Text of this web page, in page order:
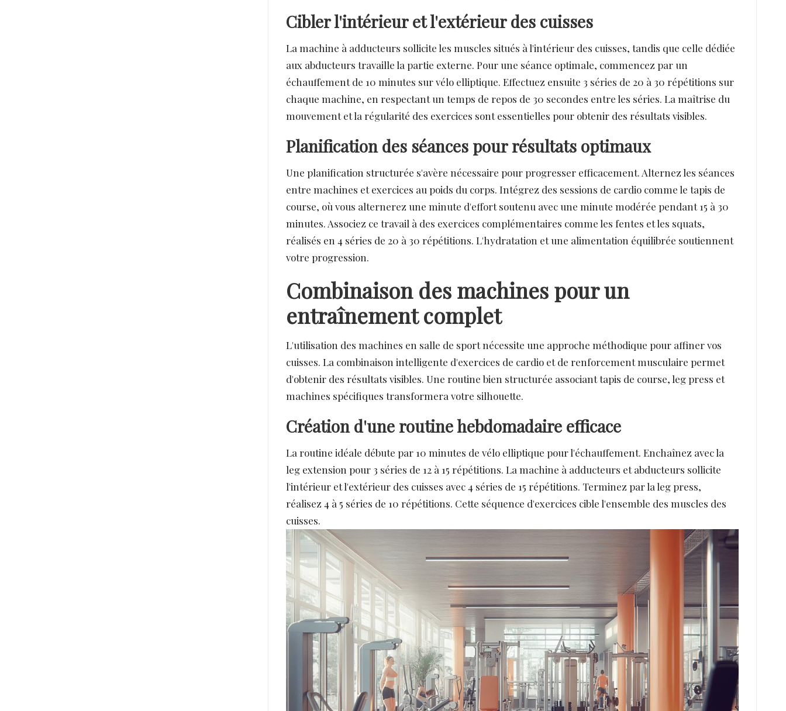
Cibler l'intérieur et l'extérieur des cuisses
La machine à adducteurs sollicite les muscles situés à l'intérieur des cuisses, tandis que celle dédiée
aux abducteurs travaille la partie externe. Pour une séance optimale, commencez par un
échauffement de 10 minutes sur vélo elliptique. Effectuez ensuite 3 séries de 20 à 30 répétitions sur
chaque machine, en respectant un temps de repos de 30 secondes entre les séries. La maîtrise du
mouvement et la régularité des exercices sont essentielles pour obtenir des résultats visibles.
Planification des séances pour résultats optimaux
Une planification structurée s'avère nécessaire pour progresser efficacement. Alternez les séances
entre machines et exercices au poids du corps. Intégrez des sessions de cardio comme le tapis de
course, où vous alternerez une minute d'effort soutenu avec une minute modérée pendant 15 à 30
minutes. Associez ce travail à des exercices complémentaires comme les fentes et les squats,
réalisés en 4 séries de 20 à 30 répétitions. L'hydratation et une alimentation équilibrée soutiennent
votre progression.
Combinaison des machines pour un
entraînement complet
L'utilisation des machines en salle de sport nécessite une approche méthodique pour affiner vos
cuisses. La combinaison intelligente d'exercices de cardio et de renforcement musculaire permet
d'obtenir des résultats visibles. Une routine bien structurée associant tapis de course, leg press et
machines spécifiques transformera votre silhouette.
Création d'une routine hebdomadaire efficace
La routine idéale débute par 10 minutes de vélo elliptique pour l'échauffement. Enchaînez avec la
leg extension pour 3 séries de 12 à 15 répétitions. La machine à adducteurs et abducteurs sollicite
l'intérieur et l'extérieur des cuisses avec 4 séries de 15 répétitions. Terminez par la leg press,
réalisez 4 à 5 séries de 10 répétitions. Cette séquence d'exercices cible l'ensemble des muscles des
cuisses.